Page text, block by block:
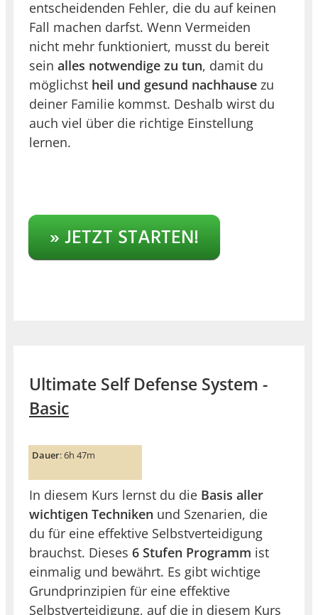
entscheidenden Fehler, die du auf keinen
Fall machen darfst. Wenn Vermeiden
nicht mehr funktioniert, musst du bereit
sein alles notwendige zu tun, damit du
möglichst heil und gesund nachhause zu
deiner Familie kommst. Deshalb wirst du
auch viel über die richtige Einstellung
lernen.
» JETZT STARTEN!
Ultimate Self Defense System -
Basic
Dauer: 6h 47m
In diesem Kurs lernst du die Basis aller
wichtigen Techniken und Szenarien, die
du für eine effektive Selbstverteidigung
brauchst. Dieses 6 Stufen Programm ist
einmalig und bewährt. Es gibt wichtige
Grundprinzipien für eine effektive
Selbstverteidigung, auf die in diesem Kurs